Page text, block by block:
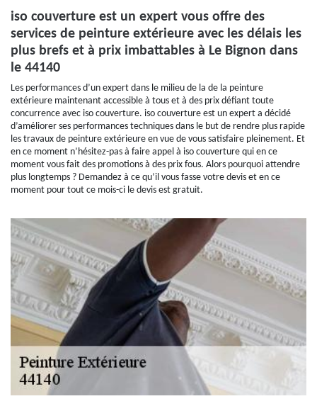
iso couverture est un expert vous offre des
services de peinture extérieure avec les délais les
plus brefs et à prix imbattables à Le Bignon dans
le 44140
Les performances d’un expert dans le milieu de la de la peinture
extérieure maintenant accessible à tous et à des prix défiant toute
concurrence avec iso couverture. iso couverture est un expert a décidé
d’améliorer ses performances techniques dans le but de rendre plus rapide
les travaux de peinture extérieure en vue de vous satisfaire pleinement. Et
en ce moment n’hésitez-pas à faire appel à iso couverture qui en ce
moment vous fait des promotions à des prix fous. Alors pourquoi attendre
plus longtemps ? Demandez à ce qu’il vous fasse votre devis et en ce
moment pour tout ce mois-ci le devis est gratuit.